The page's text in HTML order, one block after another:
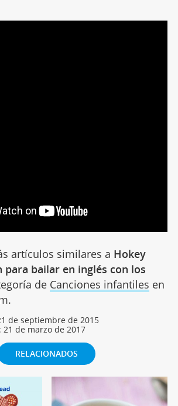
artículos similares a Hokey
para bailar en inglés con los
de Canciones infantiles en
de septiembre de 2015
21 de marzo de 2017
RELACIONADOS